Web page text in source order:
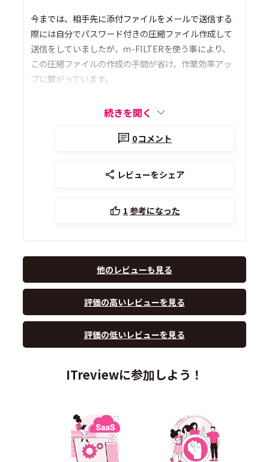
今までは、相手先に添付ファイルをメールで送信する
際には自分でパスワード付きの圧縮ファイル作成して
送信をしていましたが、ｍ-FILTERを使う事により、
この圧縮ファイルの作成の手間が省け、作業効率アッ
プに繋がっています。
続きを開く
0コメント
レビューをシェア
1 参考になった
他のレビューも見る
評価の高いレビューを見る
評価の低いレビューを見る
ITreviewに参加しよう！